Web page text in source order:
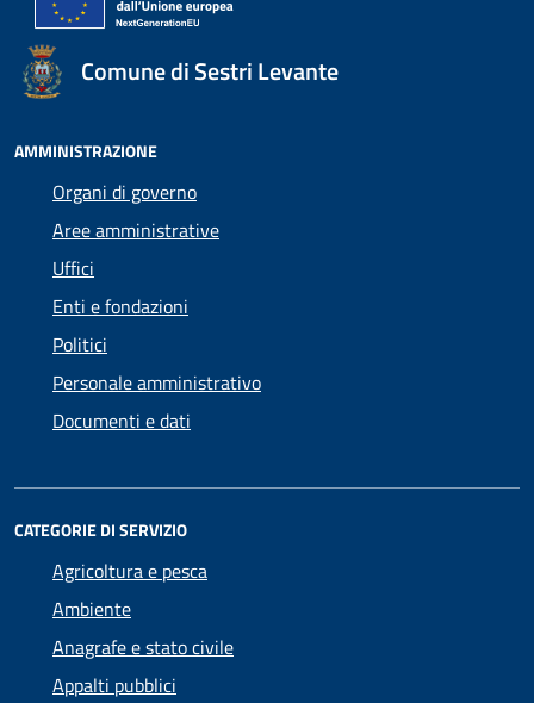
Comune di Sestri Levante
AMMINISTRAZIONE
Organi di governo
Aree amministrative
Uffici
Enti e fondazioni
Politici
Personale amministrativo
Documenti e dati
CATEGORIE DI SERVIZIO
Agricoltura e pesca
Ambiente
Anagrafe e stato civile
Appalti pubblici